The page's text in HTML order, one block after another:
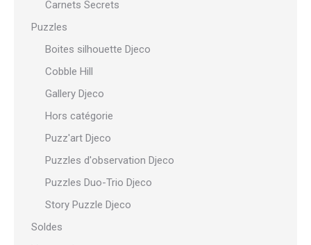
Carnets Secrets
Puzzles
Boites silhouette Djeco
Cobble Hill
Gallery Djeco
Hors catégorie
Puzz'art Djeco
Puzzles d'observation Djeco
Puzzles Duo-Trio Djeco
Story Puzzle Djeco
Soldes